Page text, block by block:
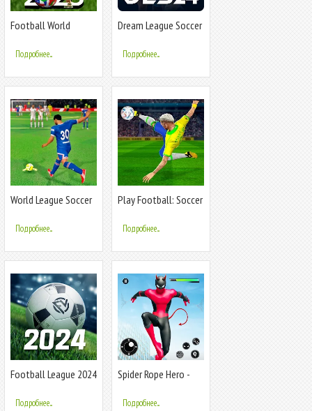
Football World
Подробнее...
Dream League Soccer
Подробнее...
World League Soccer
Подробнее...
Play Football: Soccer
Подробнее...
Football League 2024
Подробнее...
Spider Rope Hero -
Подробнее...